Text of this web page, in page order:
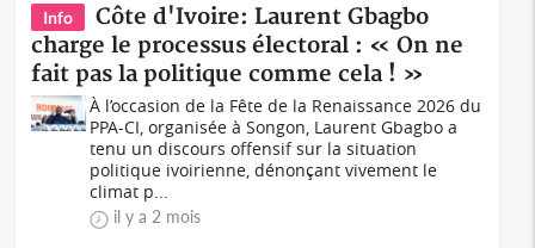
Info
Côte d'Ivoire: Laurent Gbagbo
charge le processus électoral : « On ne
fait pas la politique comme cela ! »
À l’occasion de la Fête de la Renaissance 2026 du
PPA-CI, organisée à Songon, Laurent Gbagbo a
tenu un discours offensif sur la situation
politique ivoirienne, dénonçant vivement le
climat p...
il y a 2 mois